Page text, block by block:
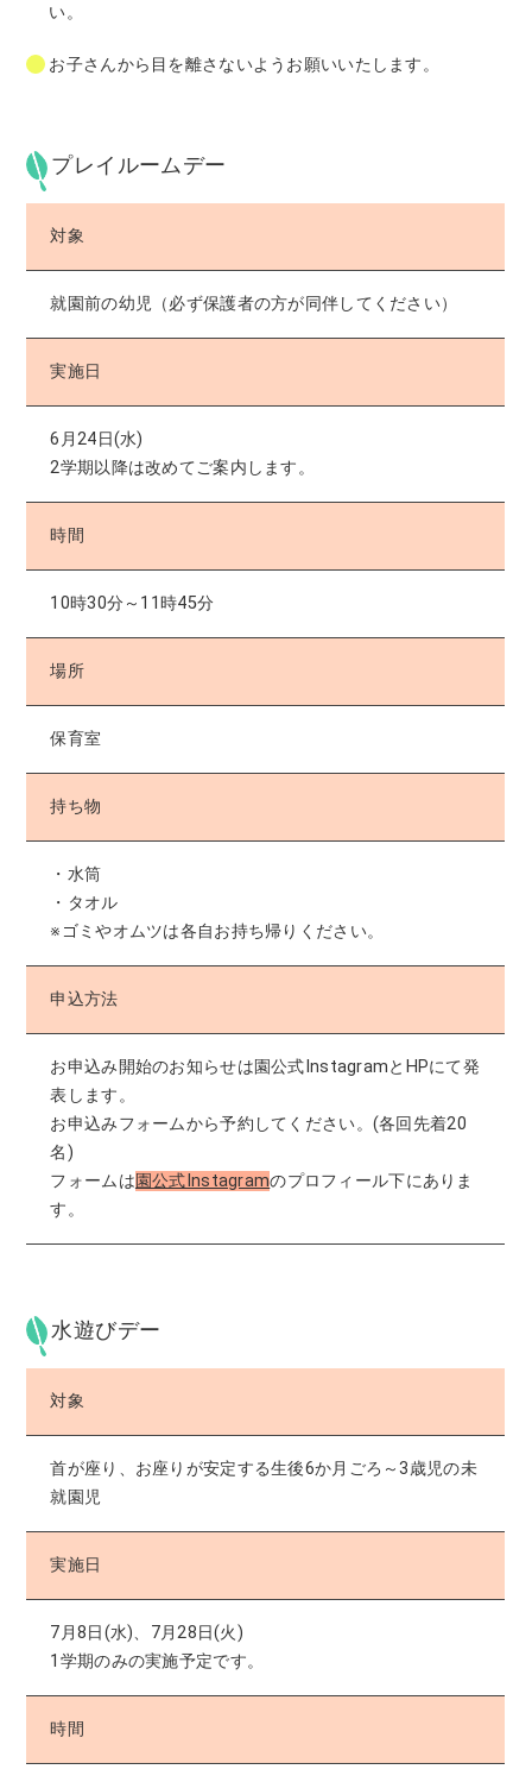
い。
お子さんから目を離さないようお願いいたします。
プレイルームデー
対象
就園前の幼児（必ず保護者の方が同伴してください）
実施日
6月24日(水)
2学期以降は改めてご案内します。
時間
10時30分～11時45分
場所
保育室
持ち物
・水筒
・タオル
※ゴミやオムツは各自お持ち帰りください。
申込方法
お申込み開始のお知らせは園公式InstagramとHPにて発
表します。
お申込みフォームから予約してください。(各回先着20
名)
フォームは園公式Instagramのプロフィール下にありま
す。
水遊びデー
対象
首が座り、お座りが安定する生後6か月ごろ～3歳児の未
就園児
実施日
7月8日(水)、7月28日(火)
1学期のみの実施予定です。
時間